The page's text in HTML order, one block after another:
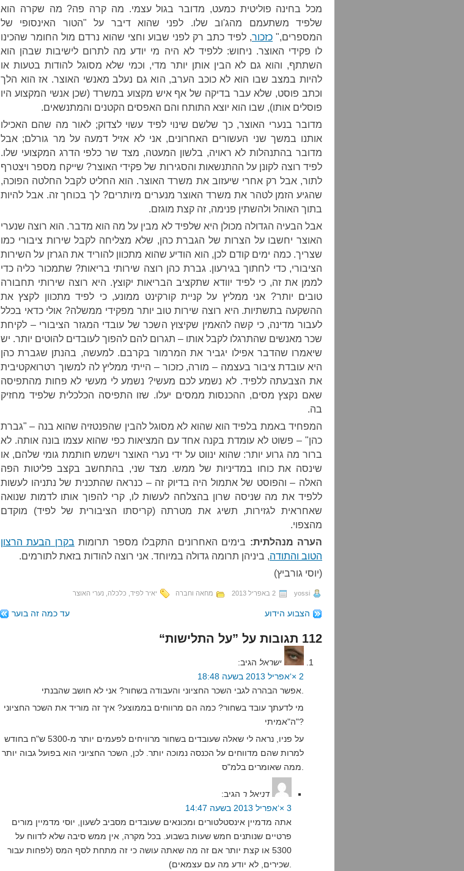
מכל בחינה פוליטית כמעט, מדובר בגול עצמי. מה קרה פה? מה שקרה הוא
שלפיד משתעמם מהג'וב שלו. לפני שהוא דיבר על "הטור האינסופי של
המספרים," כזכור, לפיד כתב רק לפני שבוע וחצי שהוא נרדם מול החומר שהכינו
לו פקידי האוצר. ניחוש: ללפיד לא היה מי יודע מה לתרום לישיבות שבהן הוא
השתתף, והוא גם לא הבין אותן יותר מדי, וכמי שלא מסוגל להודות בטעות או
להיות במצב שבו הוא לא כוכב הערב, הוא גם נעלב מאנשי האוצר. אז הוא הלך
וכתב פוסט, שלא עבר בדיקה של אף איש מקצוע במשרד (שכן אנשי המקצוע היו
פוסלים אותו), שבו הוא יוצא התותח והם האפסים הקטנים והמתנשאים.
מדובר בנערי האוצר, כך שלשם שינוי לפיד עשוי לצדוק; לאור מה שהם האכילו
אותנו במשך שני העשורים האחרונים, אני לא אזיל דמעה על מר גורלם; אבל
מדובר בהתנהלות לא ראויה, בלשון המעטה, מצד שר כלפי הדרג המקצועי שלו.
לפיד רוצה לקונן על ההתנשאות והסגירות של פקידי האוצר? שייקח מספר ויצטרף
לתור, אבל רק אחרי שיעזוב את משרד האוצר. הוא החליט לקבל החלטה הפוכה,
שהגיע הזמן לטהר את משרד האוצר מנערים מיותרים? לך בכוחך זה. אבל להיות
בתוך האוהל ולהשתין פנימה, זה קצת מוגזם.
אבל הבעיה הגדולה מכולן היא שלפיד לא מבין על מה הוא מדבר. הוא רוצה שנערי
האוצר יחשבו על הצרות של הגברת כהן, שלא מצליחה לקבל שירות ציבורי כמו
שצריך. כמה ימים קודם לכן, הוא הודיע שהוא מתכוון להוריד את הגרזן על השירות
הציבורי, כדי לחתוך בגירעון. גברת כהן רוצה שירותי בריאות? שתמכור כליה כדי
לממן את זה, כי לפיד יוודא שתקציב הבריאות יקוצץ. היא רוצה שירותי תחבורה
טובים יותר? אני ממליץ על קניית קורקינט ממונע, כי לפיד מתכוון לקצץ את
ההשקעה בתשתיות. היא רוצה שירות טוב יותר מפקידי ממשלה? אולי כדאי בכלל
לעבור מדינה, כי קשה להאמין שקיצוץ השכר של עובדי המגזר הציבורי – לקיחת
שכר מאנשים שהתרגלו לקבל אותו – תגרום להם להפוך לעובדים להוטים יותר. יש
שיאמרו שהדבר אפילו יגביר את המרמור בקרבם. למעשה, בהנתן שגברת כהן
היא עובדת ציבור בעצמה – מורה, כזכור – הייתי ממליץ לה למשוך רטרואקטיבית
את הצבעתה ללפיד. לא נשמע לכם מעשי? נשמע לי מעשי לא פחות מהתפיסה
שאם נקצץ מסים, ההכנסות ממסים יעלו. שזו התפיסה הכלכלית שלפיד מחזיק
בה.
המפחיד באמת בלפיד הוא שהוא לא מסוגל להבין שהפנטזיה שהוא בנה – "גברת
כהן" – פשוט לא עומדת בקנה אחד עם המציאות כפי שהוא עצמו בונה אותה. לא
ברור מה גרוע יותר: שהוא ינווט על ידי נערי האוצר וישמש חותמת גומי שלהם, או
שינסה את כוחו במדיניות של ממש. מצד שני, בהתחשב בקצב פליטות הפה
האלה – והפוסט של אתמול היה בדיוק זה – כנראה שהתכנית של נתניהו לעשות
ללפיד את מה שניסה שרון בהצלחה לעשות לו, קרי להפוך אותו לדמות שנואה
שאחראית לגזירות, תשיג את מטרתה (קריסתו הציבורית של לפיד) מוקדם
מהצפוי.
הערה מנהלתית: בימים האחרונים התקבלו מספר תרומות בקרן הבעת הרצון
הטוב והתודה, ביניהן תרומה גדולה במיוחד. אני רוצה להודות בזאת לתורמים.
(יוסי גורביץ)
yossi 2 באפריל 2013 מחאה וחברה יאיר לפיד כלכלה נערי האוצר
הצבוע הידוע עד כמה זה בוער
112 תגובות על ”על התלישות“
ישראל הגיב:
2 ×‘אפריל 2013 בשעה 18:48
מי לדעתך עובד בשחור? כמה הם מרווחים בממוצע? איך זה מוריד את השכר החציוני
ה"אמיתי"?
על פניו, נראה לי שאלה שעובדים בשחור מרוויחים לפעמים יותר מ-5300 ש"ח בחודש
למרות שהם מדווחים על הכנסה נמוכה יותר. לכן, השכר החציוני הוא בפועל גבוה יותר
דניאל ר הגיב:
3 ×‘אפריל 2013 בשעה 14:47
אתה מדמיין אינסטלטורים ומכונאים שעובדים מסביב לשעון, יוסי מדמיין מורים
פרטיים שנותנים חמש שעות בשבוע. בכל מקרה, אין ממש סיבה שלא לדווח על
5300 או קצת יותר אם זה מה שאתה עושה כי זה מתחת לסף המס (לפחות עבור